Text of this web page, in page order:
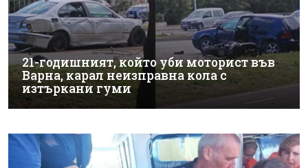
21-годишният, който уби моторист във
Варна, карал неизправна кола с
изтъркани гуми